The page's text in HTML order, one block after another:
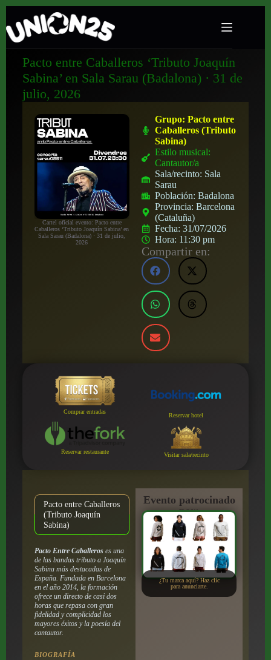
Pacto entre Caballeros ‘Tributo Joaquín
Sabina’ en Sala Sarau (Badalona) · 31 de
julio, 2026
Cartel oficial evento: Pacto entre
Caballeros ‘Tributo Joaquín Sabina’ en
Sala Sarau (Badalona) · 31 de julio,
2026
Grupo:Pacto entre
Caballeros (Tributo
Sabina)
Estilo musical:
Cantautor/a
Sala/recinto: Sala
Sarau
Población:Badalona
Provincia:Barcelona
(Cataluña)
Fecha:31/07/2026
Hora: 11:30 pm
Compartir en:
Comprar entradas
Reservar hotel
Reservar restaurante Visitar sala/recinto
Pacto entre Caballeros
(Tributo Joaquín
Sabina)
Pacto Entre Caballeroses una
de las bandas tributo a Joaquín
Sabina más destacadas de
España. Fundada en Barcelona
en el año 2014, la formación
ofrece un directo de casi dos
horas que repasa con gran
fidelidad y complicidad los
mayores éxitos y la poesía del
cantautor.
BIOGRAFÍA
Evento patrocinado
por:
¿Tu marca aquí? Haz clic
para anunciarte.